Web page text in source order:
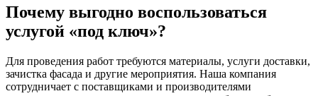
Почему выгодно воспользоваться
услугой «под ключ»?
Для проведения работ требуются материалы, услуги доставки,
зачистка фасада и другие мероприятия. Наша компания
сотрудничает с поставщиками и производителями